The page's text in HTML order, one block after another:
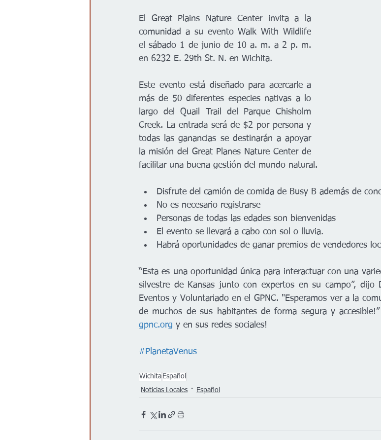
El Great Plains Nature Center invita a la
comunidad a su evento Walk With Wildlife
el sábado 1 de junio de 10 a. m. a 2 p. m.
en 6232 E. 29th St. N. en Wichita.
Este evento está diseñado para acercarle a
más de 50 diferentes especies nativas a lo
largo del Quail Trail del Parque Chisholm
Creek. La entrada será de $2 por persona y
todas las ganancias se destinarán a apoyar
la misión del Great Planes Nature Center de
facilitar una buena gestión del mundo natural.
Disfrute del camión de comida de Busy B además de
No es necesario registrarse
Personas de todas las edades son bienvenidas
El evento se llevará a cabo con sol o lluvia.
Habrá oportunidades de ganar premios de vendedores
“Esta es una oportunidad única para interactuar con una
silvestre de Kansas junto con expertos en su campo”, dijo
Eventos y Voluntariado en el GPNC. "Esperamos ver a la
gpnc.org y en sus redes sociales!
#PlanetaVenus
Wichita Español
Noticias Locales
Español